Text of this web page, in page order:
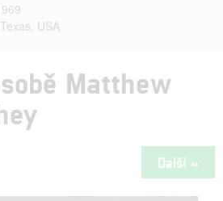
USA
Matthew
Další »